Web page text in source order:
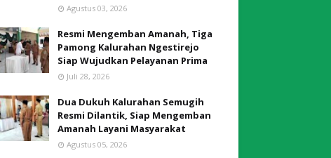
Agustus 03, 2026
Resmi Mengemban Amanah, Tiga
Pamong Kalurahan Ngestirejo
Siap Wujudkan Pelayanan Prima
Juli 28, 2026
Dua Dukuh Kalurahan Semugih
Resmi Dilantik, Siap Mengemban
Amanah Layani Masyarakat
Agustus 05, 2026